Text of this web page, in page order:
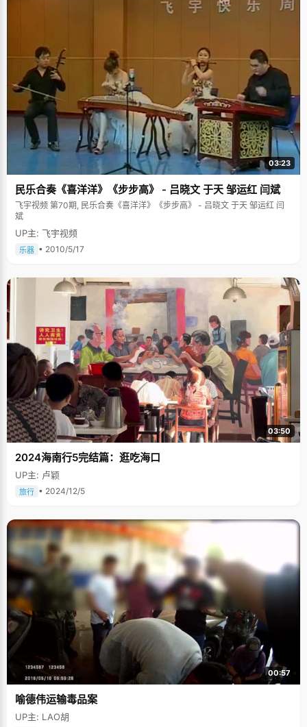
03:23
民乐合奏《喜洋洋》《步步高》 - 吕晓文 于天 邹运红 闫斌
飞宇视频 第70期, 民乐合奏《喜洋洋》《步步高》 - 吕晓文 于天 邹运红 闫
斌
UP主: 飞宇视频
乐器 • 2010/5/17
03:50
2024海南行5完结篇：逛吃海口
UP主: 卢颖
旅行 • 2024/12/5
00:57
喻德伟运输毒品案
UP主: LAO胡